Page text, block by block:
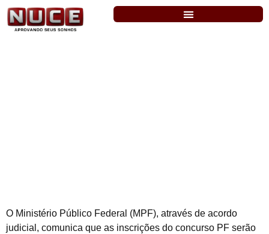
O Ministério Público Federal (MPF), através de acordo
judicial, comunica que as inscrições do concurso PF serão